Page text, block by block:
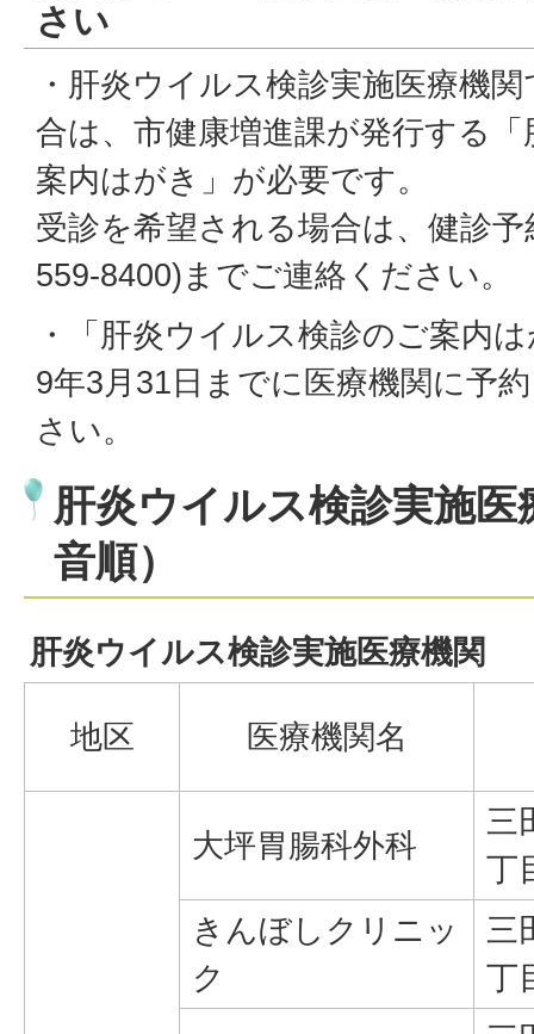
さい
・肝炎ウイルス検診実施医療機
合は、市健康増進課が発行する
案内はがき」が必要です。
受診を希望される場合は、健診
559-8400)までご連絡ください。
・「肝炎ウイルス検診のご案内
9年3月31日までに医療機関に予
さい。
肝炎ウイルス検診実施医
音順）
肝炎ウイルス検診実施医療機関
地区 医療機関名
大坪胃腸科外科
三
丁
きんぼしクリニッ
ク
三
丁